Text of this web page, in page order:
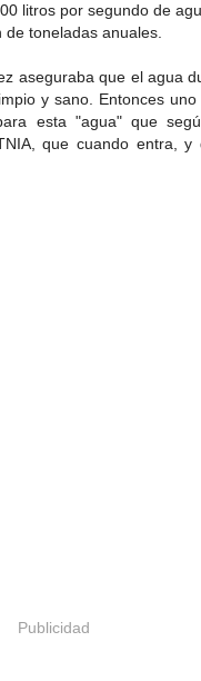
litros por segundo de
toneladas anuales.
aseguraba que el agua
y sano. Entonces
esta "agua" que
que cuando entra,
Publicidad